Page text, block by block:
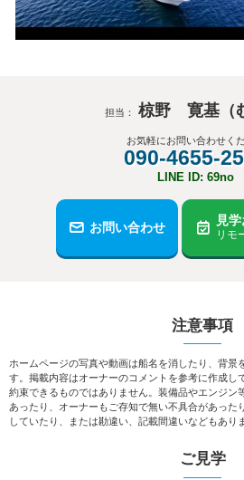
担当： 椋野 寛基（
お気軽にお問い合わせく
090-4655-
LINE ID: 69no
お問い合わせ 見
リモ
注意事項
ホームページの写真や動画は船名を消したり、背景
す。掲載内容はオーナーのコメントを参考に作成し
約束できるものではありません。装備品やエンジン
あったり、オーナーもご存知で無い不具合があった
していたり、または勘違い、記載間違いなどもあり
ご見学